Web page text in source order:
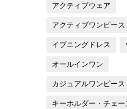
アクティブウェア
アクティブワンピース
イブニングドレス
オールインワン
カジュアルワンピース
キーホルダー・チェー